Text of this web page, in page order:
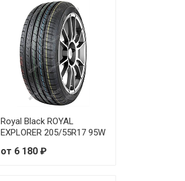
Royal Black ROYAL
EXPLORER 205/55R17 95W
от 6 180 ₽